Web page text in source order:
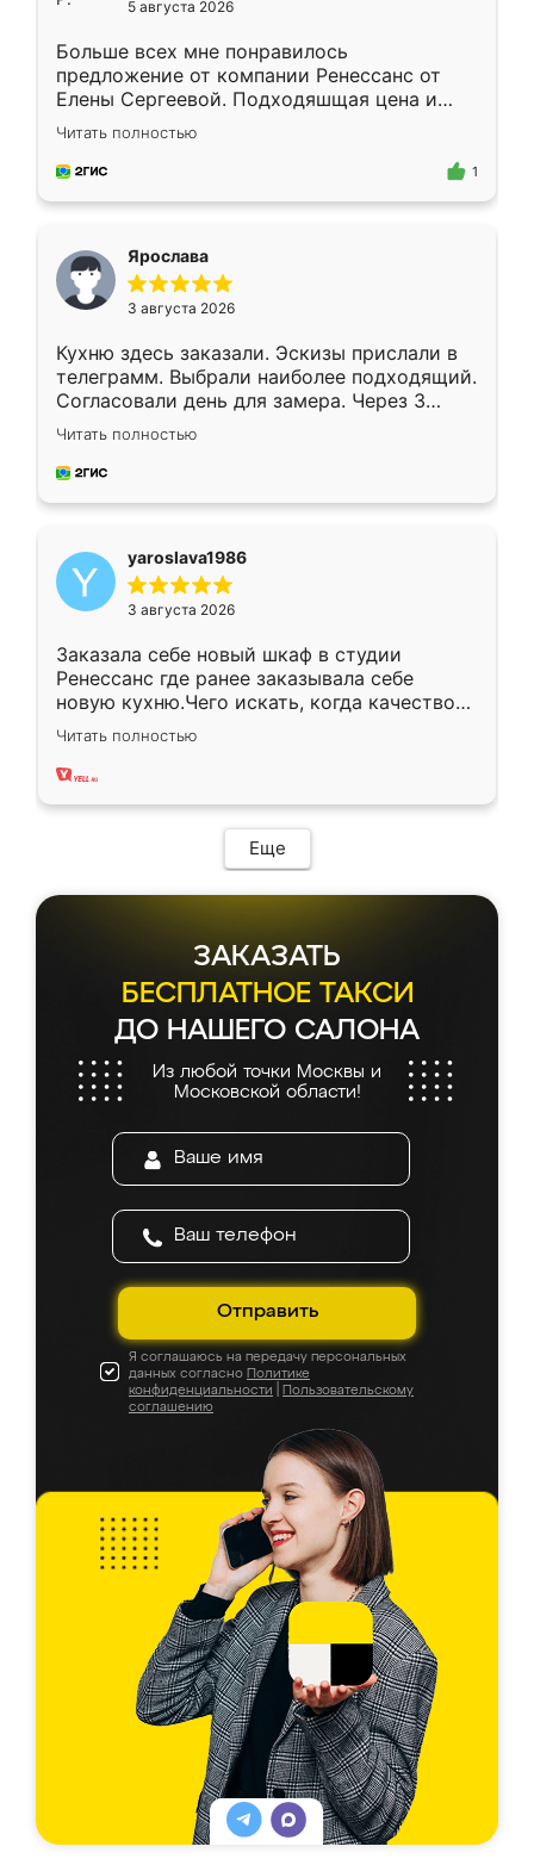
5 августа 2026
Больше всех мне понравилось
предложение от компании Ренессанс от
Елены Сергеевой. Подходяшщая цена и
короткие сроки изготовления. Приехавший
для замера сотрудник Владислав
предложил по моему эскизу самый
Читать полностью
1
Ярослава
3 августа 2026
Кухню здесь заказали. Эскизы прислали в
телеграмм. Выбрали наиболее подходящий.
Согласовали день для замера. Через 3
недели кухня была уже готова. Остались
довольны работой. Спасибо Ренессанс
мебель за качественную работу!
Читать полностью
yaroslava1986
3 августа 2026
Заказала себе новый шкаф в студии
Ренессанс где ранее заказывала себе
новую кухню.Чего искать, когда качеством
вполне довольна. Служит кухня уже почти
два года, нареканий нет.
Читать полностью
Еще
ЗАКАЗАТЬ
БЕСПЛАТНОЕ ТАКСИ
ДО НАШЕГО САЛОНА
Из любой точки Москвы и
Московской области!
Отправить
Я соглашаюсь на передачу персональных
данных согласно Политике
конфиденциальности
Пользовательскому
соглашению